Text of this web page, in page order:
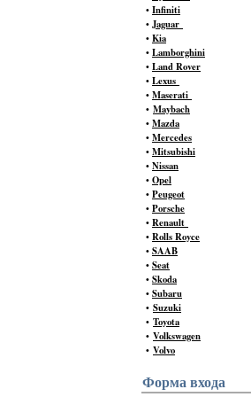
•Infiniti
•Jaguar
•Kia
•Lamborghini
•Land Rover
•Lexus
•Maserati
• Maybach
•Mazda
•Mercedes
•Mitsubishi
•Nissan
•Opel
•Peugeot
•Porsche
•Renault
•Rolls Royce
•SAAB
•Seat
•Skoda
•Subaru
• Suzuki
• Toyota
• Volkswagen
• Volvo
Форма входа